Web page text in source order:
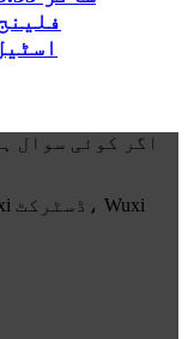
اگر کوئی سوال